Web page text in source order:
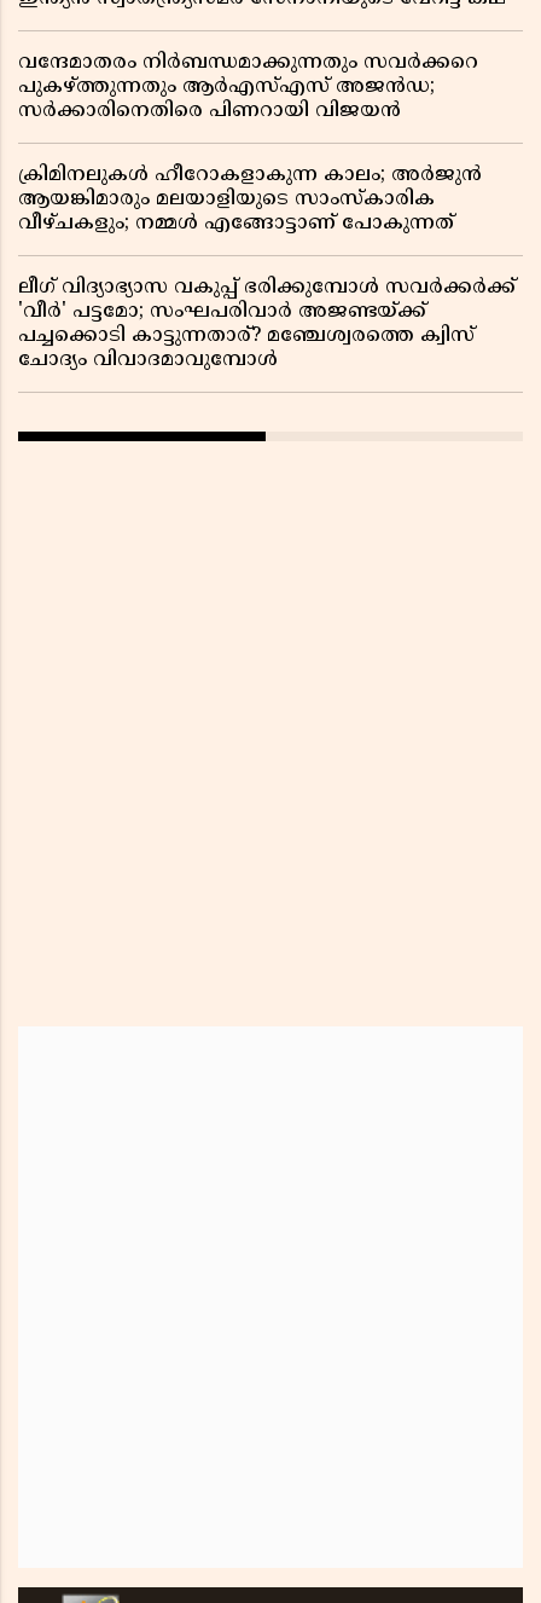
വന്ദേമാതരം നിർബന്ധമാക്കുന്നതും സവർക്കറെ
പുകഴ്ത്തുന്നതും ആർഎസ്എസ് അജൻഡ;
സർക്കാരിനെതിരെ പിണറായി വിജയൻ
ക്രിമിനലുകൾ ഹീറോകളാകുന്ന കാലം; അർജുൻ
ആയങ്കിമാരും മലയാളിയുടെ സാംസ്കാരിക
വീഴ്ചകളും; നമ്മൾ എങ്ങോട്ടാണ് പോകുന്നത്
ലീഗ് വിദ്യാഭ്യാസ വകുപ്പ് ഭരിക്കുമ്പോൾ സവർക്കർക്ക്
'വീർ' പട്ടമോ; സംഘപരിവാർ അജണ്ടയ്ക്ക്
പച്ചക്കൊടി കാട്ടുന്നതാര്? മഞ്ചേശ്വരത്തെ ക്വിസ്
ചോദ്യം വിവാദമാവുമ്പോൾ